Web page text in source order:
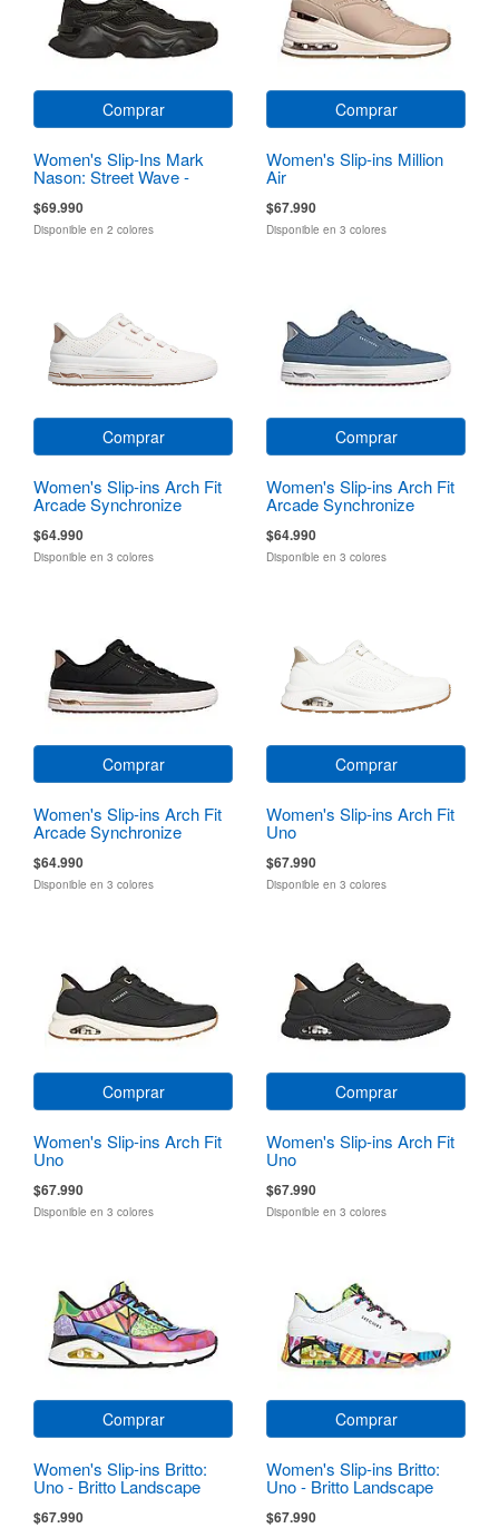
Comprar
Women's Slip-Ins Mark
Nason: Street Wave -
$69.990
Disponible en 2 colores
Comprar
Women's Slip-ins Million
Air
$67.990
Disponible en 3 colores
Comprar
Women's Slip-ins Arch Fit
Arcade Synchronize
$64.990
Disponible en 3 colores
Comprar
Women's Slip-ins Arch Fit
Arcade Synchronize
$64.990
Disponible en 3 colores
Comprar
Women's Slip-ins Arch Fit
Arcade Synchronize
$64.990
Disponible en 3 colores
Comprar
Women's Slip-ins Arch Fit
Uno
$67.990
Disponible en 3 colores
Comprar
Women's Slip-ins Arch Fit
Uno
$67.990
Disponible en 3 colores
Comprar
Women's Slip-ins Arch Fit
Uno
$67.990
Disponible en 3 colores
Comprar
Women's Slip-ins Britto:
Uno - Britto Landscape
$67.990
Comprar
Women's Slip-ins Britto:
Uno - Britto Landscape
$67.990